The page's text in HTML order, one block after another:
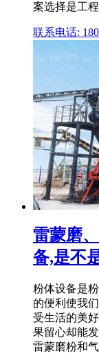
案选择是工
联系电话: 180
雷蒙磨
备,是不
粉体设备是
的便利使我
受生活的美
果留心却能
雷蒙磨粉和